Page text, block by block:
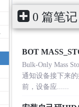
0 篇笔记
BOT
Bulk-Only Mass
通知设备接下来
前，设备应......